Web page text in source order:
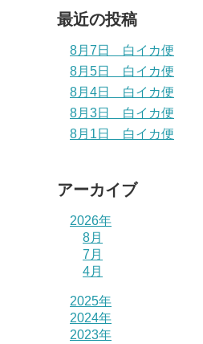
最近の投稿
8月7日 白イカ便
8月5日 白イカ便
8月4日 白イカ便
8月3日 白イカ便
8月1日 白イカ便
アーカイブ
2026年
8月
7月
4月
2025年
2024年
2023年